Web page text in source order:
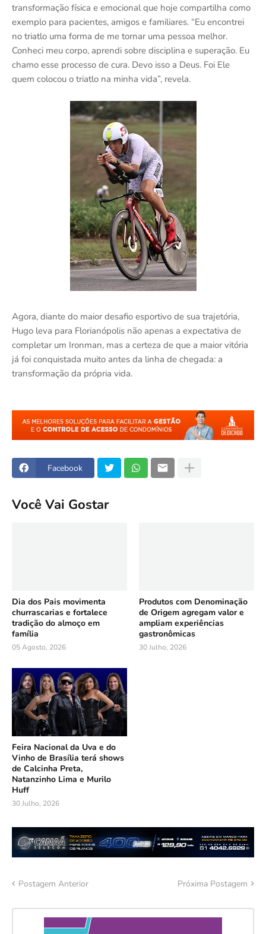
transformação física e emocional que hoje compartilha como
exemplo para pacientes, amigos e familiares. “Eu encontrei
no triatlo uma forma de me tornar uma pessoa melhor.
Conheci meu corpo, aprendi sobre disciplina e superação. Eu
chamo esse processo de cura. Devo isso a Deus. Foi Ele
quem colocou o triatlo na minha vida”, revela.
Agora, diante do maior desafio esportivo de sua trajetória,
Hugo leva para Florianópolis não apenas a expectativa de
completar um Ironman, mas a certeza de que a maior vitória
já foi conquistada muito antes da linha de chegada: a
transformação da própria vida.
Facebook
Você Vai Gostar
Dia dos Pais movimenta
churrascarias e fortalece
tradição do almoço em
família
05 Agosto, 2026
Produtos com Denominação
de Origem agregam valor e
ampliam experiências
gastronômicas
30 Julho, 2026
Feira Nacional da Uva e do
Vinho de Brasília terá shows
de Calcinha Preta,
Natanzinho Lima e Murilo
Huff
30 Julho, 2026
Postagem Anterior Próxima Postagem